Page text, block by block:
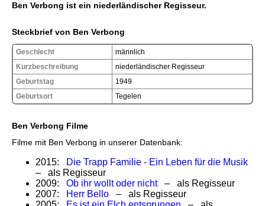
Ben Verbong ist ein niederländischer Regisseur.
Steckbrief von Ben Verbong
Geschlecht
männlich
Kurzbeschreibung
niederländischer Regisseur
Geburtstag
1949
Geburtsort
Tegelen
Ben Verbong Filme
Filme mit Ben Verbong in unserer Datenbank:
2015:
Die Trapp Familie - Ein Leben für die Musik
– als Regisseur
2009: Ob ihr wollt oder nicht– als Regisseur
2007:
Herr Bello – als Regisseur